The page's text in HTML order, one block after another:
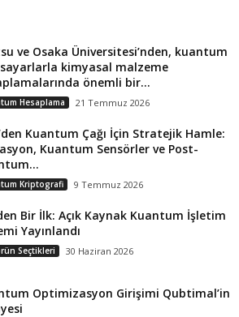
ve Osaka Üniversitesi’nden, kuantum
kimyasal malzeme
önemli bir...
Hesaplama 21 Temmuz 2026
Kuantum Çağı İçin Stratejik Hamle:
Kuantum Sensörler ve Post-
Kriptografi 9 Temmuz 2026
Bir İlk: Açık Kaynak Kuantum İşletim
Yayınlandı
Seçtikleri 30 Haziran 2026
Optimizasyon Girişimi Qubtimal’in